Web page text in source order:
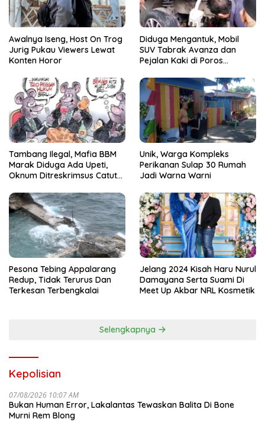
Awalnya Iseng, Host On Trog
Jurig Pukau Viewers Lewat
Konten Horor
Diduga Mengantuk, Mobil
SUV Tabrak Avanza dan
Pejalan Kaki di Poros
Tambang Ilegal, Mafia BBM
Marak Diduga Ada Upeti,
Oknum Ditreskrimsus Catut
Unik, Warga Kompleks
Perikanan Sulap 30 Rumah
Jadi Warna Warni
Pesona Tebing Appalarang
Redup, Tidak Terurus Dan
Terkesan Terbengkalai
Jelang 2024 Kisah Haru Nurul
Damayana Serta Suami Di
Meet Up Akbar NRL Kosmetik
Selengkapnya
Kepolisian
07/08/2026 10:07 AM
Bukan Human Error, Lakalantas Tewaskan Balita Di Bone
Murni Rem Blong